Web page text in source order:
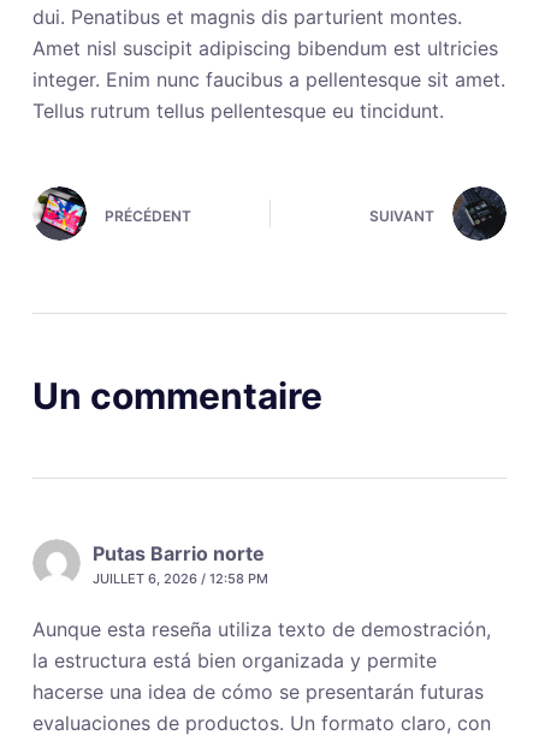
dui. Penatibus et magnis dis parturient montes.
Amet nisl suscipit adipiscing bibendum est ultricies
integer. Enim nunc faucibus a pellentesque sit amet.
Tellus rutrum tellus pellentesque eu tincidunt.
PRÉCÉDENT SUIVANT
Un commentaire
Putas Barrio norte
JUILLET 6, 2026 / 12:58 PM
Aunque esta reseña utiliza texto de demostración,
la estructura está bien organizada y permite
hacerse una idea de cómo se presentarán futuras
evaluaciones de productos. Un formato claro, con